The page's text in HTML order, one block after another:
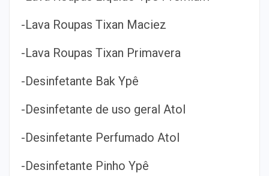
-Lava Roupas Tixan Maciez
-Lava Roupas Tixan Primavera
-Desinfetante Bak Ypê
-Desinfetante de uso geral Atol
-Desinfetante Perfumado Atol
-Desinfetante Pinho Ypê